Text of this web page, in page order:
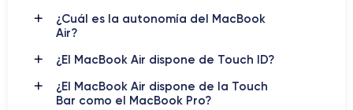
¿Cuál es la autonomía del MacBook
Air?
¿El MacBook Air dispone de Touch ID?
¿El MacBook Air dispone de la Touch
Bar como el MacBook Pro?